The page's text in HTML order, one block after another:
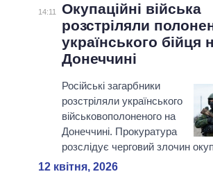
14:11
Окупаційні війська
розстріляли
українського бійця
Донеччині
Російські загарбники
розстріляли українського
військовополоненого на
Донеччині. Прокуратура
розслідує черговий злочин
12 квітня, 2026